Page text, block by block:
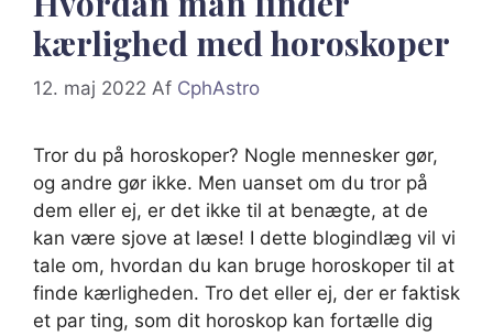
kærlighed med horoskoper
12. maj 2022 Af CphAstro
Tror du på horoskoper? Nogle mennesker gør,
og andre gør ikke. Men uanset om du tror på
dem eller ej, er det ikke til at benægte, at de
kan være sjove at læse! I dette blogindlæg vil vi
tale om, hvordan du kan bruge horoskoper til at
finde kærligheden. Tro det eller ej, der er faktisk
et par ting, som dit horoskop kan fortælle dig